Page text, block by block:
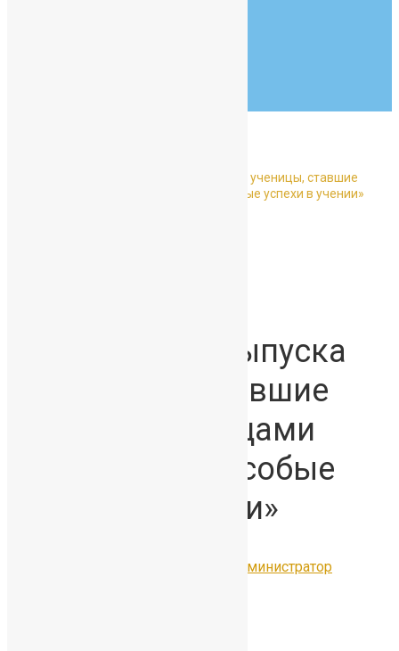
Гордость 55-го юбилейного выпуска — ученицы, ставшие
обладательницами медалей «За особые успехи в учении»
юбилейного выпуска
— ученицы, ставшие
обладательницами
медалей «За особые
успехи в учении»
Администратор